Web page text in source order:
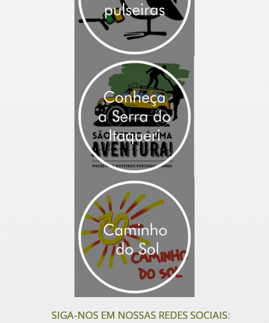
SIGA-NOS EM NOSSAS REDES SOCIAIS: